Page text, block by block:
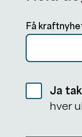
Få
Ja
hver